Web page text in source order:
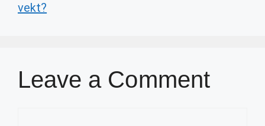
vekt?
Leave a Comment